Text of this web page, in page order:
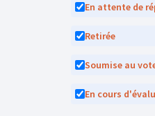
En attente de
Retirée
Soumise au
En cours